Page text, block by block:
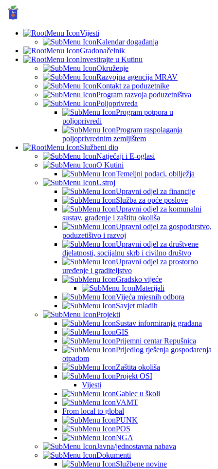
Vijesti
Kalendar događanja
Gradonačelnik
Investirajte u Kutinu
Okruženje
Razvojna agencija MRAV
Kontakt za poduzetnike
Program razvoja poduzetništva
Poljoprivreda
Program potpora u
poljoprivredi
Program raspolaganja
poljoprivrednim zemljištem
Službeni dio
Natječaji i E-oglasi
O Kutini
Temeljni podaci, obilježja
Ustroj
Upravni odjel za financije
Služba za opće poslove
Upravni odjel za komunalni
sustav, građenje i zaštitu okoliša
Upravni odjel za gospodarstvo,
poduzetištvo i razvoj
Upravni odjel za društvene
djelatnosti, socijalnu skrb i civilno društvo
Upravni odjel za prostorno
uređenje i graditeljstvo
Gradsko vijeće
Materijali
Vijeća mjesnih odbora
Savjet mladih
Projekti
Sustav informiranja građana
GIS
Prijemni centar Repušnica
Prijedlog rješenja gospodarenja
otpadom
Zaštita okoliša
Projekt OSI
Vijesti
Gablec u školi
VAMT
From local to global
PUNK
POS
NGA
Javna/jednostavna nabava
Dokumenti
Službene novine